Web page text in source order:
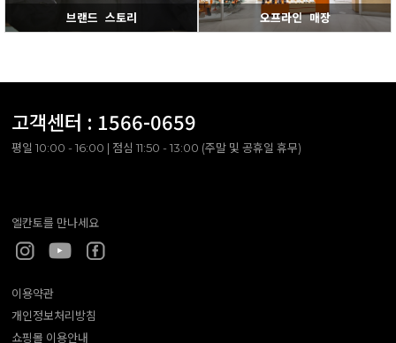
브랜드 스토리 오프라인 매장
고객센터 : 1566-0659
평일 10:00 - 16:00 | 점심 11:50 - 13:00 (주말 및 공휴일 휴무)
엘칸토를 만나세요
이용약관
개인정보처리방침
쇼핑몰 이용안내